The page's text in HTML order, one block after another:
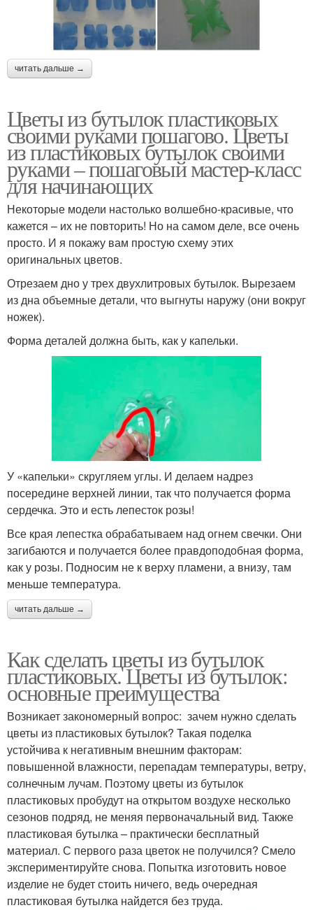
читать дальше →
Цветы из бутылок пластиковых
своими руками пошагово. Цветы
из пластиковых бутылок своими
руками – пошаговый мастер-класс
для начинающих
Некоторые модели настолько волшебно-красивые, что
кажется – их не повторить! Но на самом деле, все очень
просто. И я покажу вам простую схему этих
оригинальных цветов.
Отрезаем дно у трех двухлитровых бутылок. Вырезаем
из дна объемные детали, что выгнуты наружу (они вокруг
ножек).
Форма деталей должна быть, как у капельки.
У «капельки» скругляем углы. И делаем надрез
посередине верхней линии, так что получается форма
сердечка. Это и есть лепесток розы!
Все края лепестка обрабатываем над огнем свечки. Они
загибаются и получается более правдоподобная форма,
как у розы. Подносим не к верху пламени, а внизу, там
меньше температура.
читать дальше →
Как сделать цветы из бутылок
пластиковых. Цветы из бутылок:
основные преимущества
Возникает закономерный вопрос: зачем нужно сделать
цветы из пластиковых бутылок? Такая поделка
устойчива к негативным внешним факторам:
повышенной влажности, перепадам температуры, ветру,
солнечным лучам. Поэтому цветы из бутылок
пластиковых пробудут на открытом воздухе несколько
сезонов подряд, не меняя первоначальный вид. Также
пластиковая бутылка – практически бесплатный
материал. С первого раза цветок не получился? Смело
экспериментируйте снова. Попытка изготовить новое
изделие не будет стоить ничего, ведь очередная
пластиковая бутылка найдется без труда.